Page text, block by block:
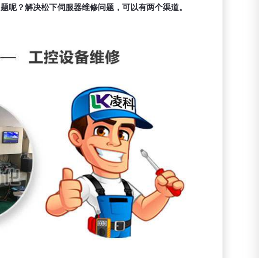
？解决松下伺服器维修问题，可以有两个渠道。